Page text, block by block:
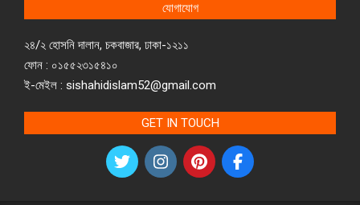
যোগাযোগ
২৪/২ হোসনি দালান, চকবাজার, ঢাকা-১২১১
ফোন : ০১৫৫২৩১৫৪১০
ই-মেইল : sishahidislam52@gmail.com
GET IN TOUCH